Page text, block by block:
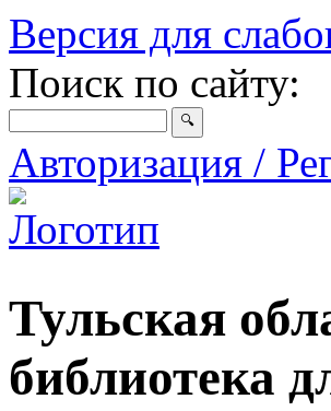
Версия для
Поиск по сайту:
Авторизация /
Тульская
библиотека